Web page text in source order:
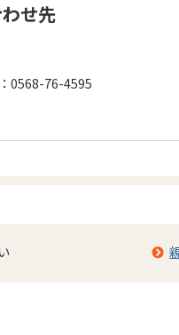
せ先
0568-76-4595